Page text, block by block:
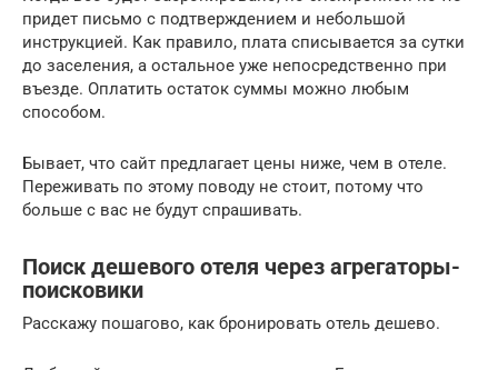
придет письмо с подтверждением и небольшой
инструкцией. Как правило, плата списывается за сутки
до заселения, а остальное уже непосредственно при
въезде. Оплатить остаток суммы можно любым
способом.
Бывает, что сайт предлагает цены ниже, чем в отеле.
Переживать по этому поводу не стоит, потому что
больше с вас не будут спрашивать.
Поиск дешевого отеля через агрегаторы-
поисковики
Расскажу пошагово, как бронировать отель дешево.